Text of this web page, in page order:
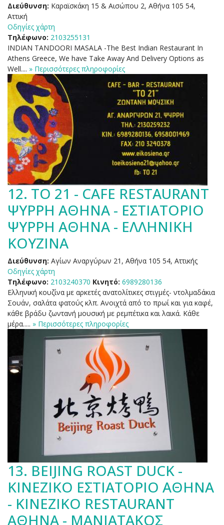
Διεύθυνση: Καραϊσκάκη 15 & Αισώπου 2, Αθήνα 105 54,
Αττική
Οδηγίες χάρτη
Τηλέφωνο: 2103255131
INDIAN TANDOORI MASALA -The Best Indian Restaurant In
Athens Greece, We have Take Away And Delivery Options as
Well.... » Περισσότερες πληροφορίες
12. ΤΟ 21 - CAFE RESTAURANT
ΨΥΡΡΗ ΑΘΗΝΑ - ΕΣΤΙΑΤΟΡΙΟ
ΨΥΡΡΗ ΑΘΗΝΑ - ΕΛΛΗΝΙΚΗ
ΚΟΥΖΙΝΑ
Διεύθυνση: Αγίων Αναργύρων 21, Αθήνα 105 54, Αττικής
Οδηγίες χάρτη
Τηλέφωνο: 2103240370 Κινητό: 6989280136
Ελληνική κουζίνα με αρκετές ανατολίτικες στιγμές- ντολμαδάκια
Σουάν, σαλάτα φατούς κλπ. Ανοιχτά από το πρωί και για καφέ,
κάθε βράδυ ζωντανή μουσική με ρεμπέτικα και λαικά. Κάθε
μέρα..... » Περισσότερες πληροφορίες
13. BEIJING ROAST DUCK -
ΚΙΝΕΖΙΚΟ ΕΣΤΙΑΤΟΡΙΟ ΑΘΗΝΑ
- ΚΙΝΕΖΙΚΟ RESTAURANT
ΑΘΗΝΑ - ΜΑΝΙΑΤΑΚΟΣ